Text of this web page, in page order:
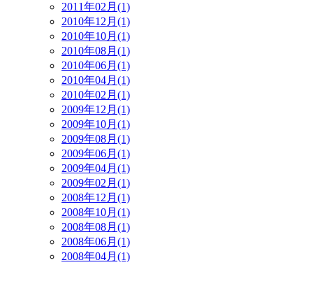
2011年02月(1)
2010年12月(1)
2010年10月(1)
2010年08月(1)
2010年06月(1)
2010年04月(1)
2010年02月(1)
2009年12月(1)
2009年10月(1)
2009年08月(1)
2009年06月(1)
2009年04月(1)
2009年02月(1)
2008年12月(1)
2008年10月(1)
2008年08月(1)
2008年06月(1)
2008年04月(1)